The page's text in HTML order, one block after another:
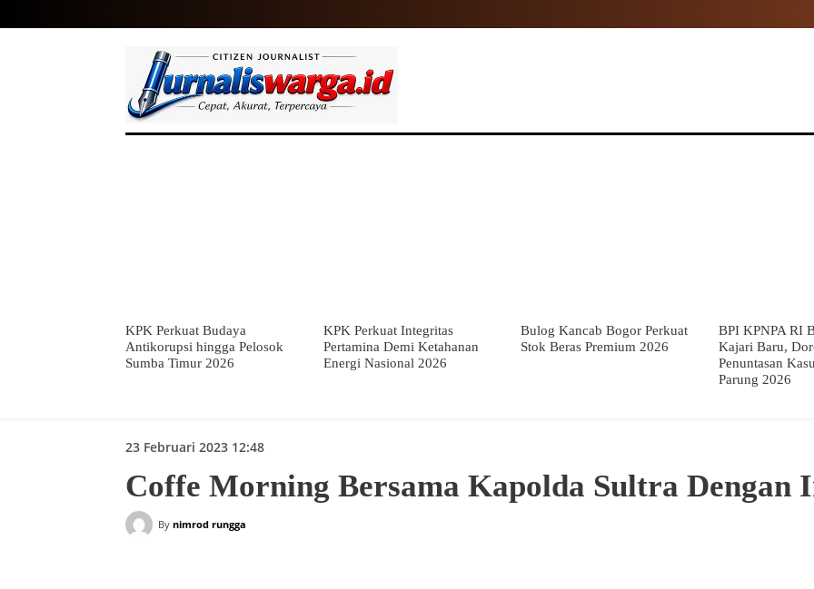
KPK Perkuat Budaya
Antikorupsi hingga Pelosok
Sumba Timur 2026
KPK Perkuat Integritas
Pertamina Demi Ketahanan
Energi Nasional 2026
Bulog Kancab Bogor Perkuat
Stok Beras Premium 2026
BPI KPNPA RI
Kajari Baru,
Penuntasan
Parung 2026
23 Februari 2023 12:48
Coffe Morning Bersama Kapolda Sultra Dengan
By nimrod rungga